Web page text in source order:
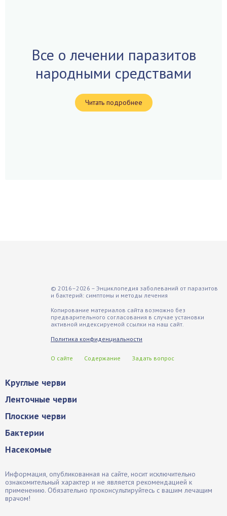
Все о лечении паразитов
народными средствами
Читать подробнее
© 2016–2026 – Энциклопедия заболеваний от паразитов
и бактерий: симптомы и методы лечения
Копирование материалов сайта возможно без
предварительного согласования в случае установки
активной индексируемой ссылки на наш сайт.
Политика конфиденциальности
О сайте Содержание Задать вопрос
Круглые черви
Ленточные черви
Плоские черви
Бактерии
Насекомые
Информация, опубликованная на сайте, носит исключительно
ознакомительный характер и не является рекомендацией к
применению. Обязательно проконсультируйтесь с вашим лечащим
врачом!